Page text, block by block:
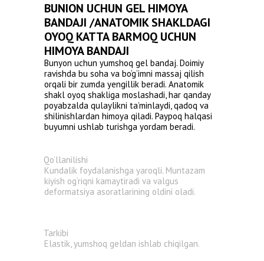
Bunyon uchun yumshoq gel bandaj. Doimiy
ravishda bu soha va bo‘g‘imni massaj qilish
orqali bir zumda yengillik beradi. Anatomik
shakl oyoq shakliga moslashadi, har qanday
poyabzalda qulaylikni ta’minlaydi, qadoq va
shilinishlardan himoya qiladi. Paypoq halqasi
buyumni ushlab turishga yordam beradi.
Qo‘llanilishi
Kundalik foydalanishga yaroqli. Muntazam
kiyish og‘riqni kamaytiradi va valgus
deformatsiya asoratlarining oldini oladi.
Elastik, yumshoq geldan ishlab chiqilgan.
BUNION UCHUN GEL HIMOYA
BANDAJI /ANATOMIK SHAKLDAGI
OYOQ KATTA BARMOQ UCHUN
HIMOYA BANDAJI
Tarkibi